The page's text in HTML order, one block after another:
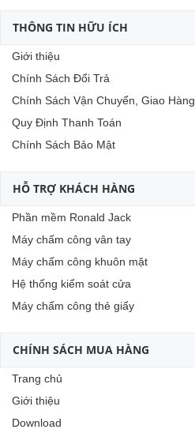
THÔNG TIN HỮU ÍCH
Giới thiệu
Chính Sách Đổi Trả
Chính Sách Vận Chuyển, Giao Hàng
Quy Định Thanh Toán
Chính Sách Bảo Mật
HỖ TRỢ KHÁCH HÀNG
Phần mềm Ronald Jack
Máy chấm công vân tay
Máy chấm công khuôn mặt
Hệ thống kiểm soát cửa
Máy chấm công thẻ giấy
CHÍNH SÁCH MUA HÀNG
Trang chủ
Giới thiệu
Download